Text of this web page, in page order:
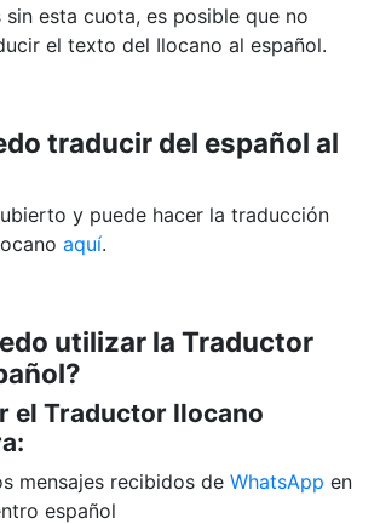
sin esta cuota, es posible que no
el texto del Ilocano al español.
traducir del español al
y puede hacer la traducción
aquí.
utilizar la Traductor
el Traductor Ilocano
mensajes recibidos de WhatsApp en
español